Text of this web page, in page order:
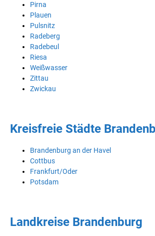
Pirna
Plauen
Pulsnitz
Radeberg
Radebeul
Riesa
Weißwasser
Zittau
Zwickau
Kreisfreie Städte
Brandenburg an der Havel
Cottbus
Frankfurt/Oder
Potsdam
Landkreise Brandenburg